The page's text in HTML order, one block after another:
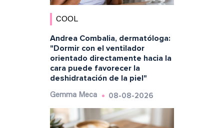
COOL
Andrea Combalia, dermatóloga:
"Dormir con el ventilador
orientado directamente hacia la
cara puede favorecer la
deshidratación de la piel"
Gemma Meca 08-08-2026